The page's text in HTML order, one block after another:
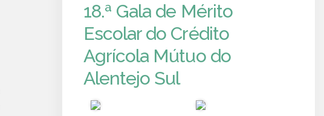
18.ª Gala de Mérito
Escolar do Crédito
Agrícola Mútuo do
Alentejo Sul